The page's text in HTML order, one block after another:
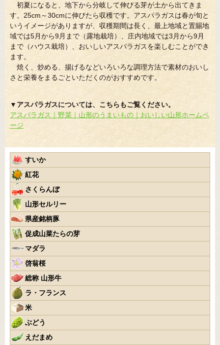
初夏になると、地下から分岐して伸びる芽が土から出てきま
す。25cm～30cmに伸びたら収穫です。アスパラガスは春が旬と
いうイメージがありますが、収穫期間は長く、最上地域と置賜地
域では5月から9月まで（露地栽培）、庄内地域では3月から9月
まで（ハウス栽培）、おいしいアスパラガスを楽しむことができ
ます。
焼く、炒める、揚げるなどいろいろな調理方法で素材のおいし
さと栄養をまるごといただくのがおすすめです。
▼アスパラガスについては、こちらもご覧ください。
アスパラガス｜野菜｜山形のうまいもの｜おいしい山形ホームペ
ージ
すいか
紅花
さくらんぼ
山形セルリー
県産銘柄豚
促成山菜たらの芽
マダラ
啓翁桜
総称 山形牛
ラ・フランス
米
ぶどう
えだまめ